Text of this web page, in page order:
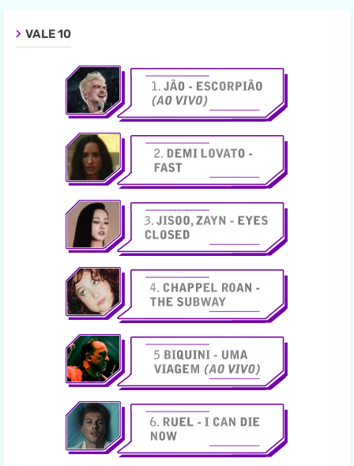
VALE 10